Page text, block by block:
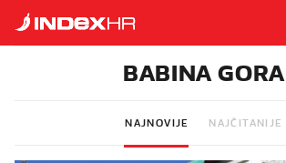
BABINA GORA
NAJNOVIJE NAJČITANIJE